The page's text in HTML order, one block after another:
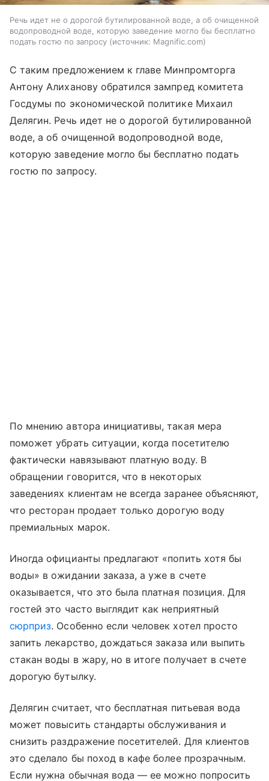
Речь идет не о дорогой бутилированной воде, а об очищенной
водопроводной воде, которую заведение могло бы бесплатно
подать гостю по запросу
источник: Magnific.com
С таким предложением к главе Минпромторга
Антону Алиханову обратился зампред комитета
Госдумы по экономической политике Михаил
Делягин. Речь идет не о дорогой бутилированной
воде, а об очищенной водопроводной воде,
которую заведение могло бы бесплатно подать
гостю по запросу.
По мнению автора инициативы, такая мера
поможет убрать ситуации, когда посетителю
фактически навязывают платную воду. В
обращении говорится, что в некоторых
заведениях клиентам не всегда заранее объясняют,
что ресторан продает только дорогую воду
премиальных марок.
Иногда официанты предлагают «попить хотя бы
воды» в ожидании заказа, а уже в счете
оказывается, что это была платная позиция. Для
гостей это часто выглядит как неприятный
сюрприз. Особенно если человек хотел просто
запить лекарство, дождаться заказа или выпить
стакан воды в жару, но в итоге получает в счете
дорогую бутылку.
Делягин считает, что бесплатная питьевая вода
может повысить стандарты обслуживания и
снизить раздражение посетителей. Для клиентов
это сделало бы поход в кафе более прозрачным.
Если нужна обычная вода — ее можно попросить